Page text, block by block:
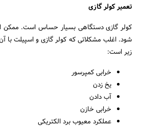
تعمیر کولر گازی
کولر گازی دستگاهی بسیار حساس است. ممکن
شود. اغلب مشکلاتی که کولر گازی و اسپیلت با
زیر است:
خرابی کمپرسور
یخ زدن
آب دادن
خرابی خازن
عملکرد معیوب برد الکتریکی